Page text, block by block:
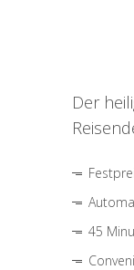
Der
45